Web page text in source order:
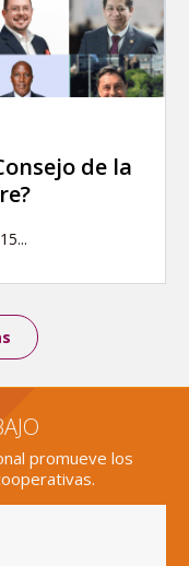
de la
promueve los